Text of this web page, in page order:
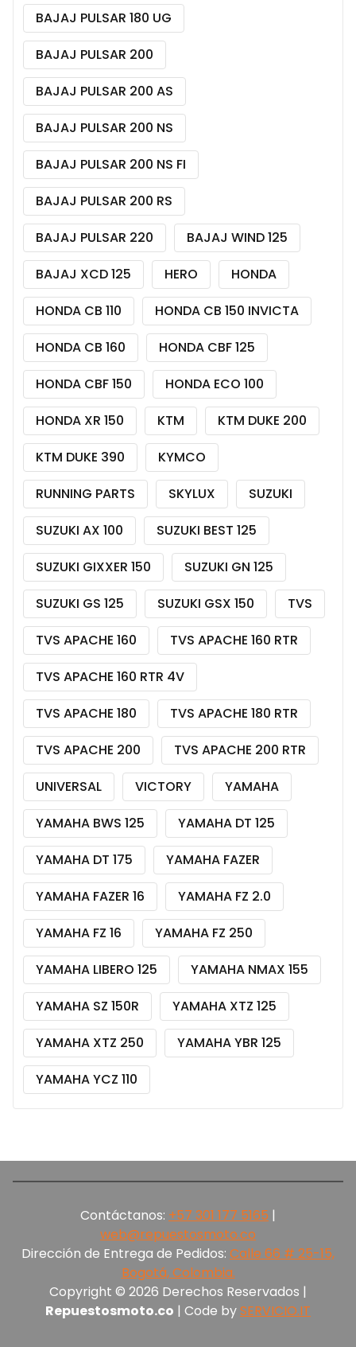
BAJAJ PULSAR 180 UG
BAJAJ PULSAR 200
BAJAJ PULSAR 200 AS
BAJAJ PULSAR 200 NS
BAJAJ PULSAR 200 NS FI
BAJAJ PULSAR 200 RS
BAJAJ PULSAR 220
BAJAJ WIND 125
BAJAJ XCD 125
HERO
HONDA
HONDA CB 110
HONDA CB 150 INVICTA
HONDA CB 160
HONDA CBF 125
HONDA CBF 150
HONDA ECO 100
HONDA XR 150
KTM
KTM DUKE 200
KTM DUKE 390
KYMCO
RUNNING PARTS
SKYLUX
SUZUKI
SUZUKI AX 100
SUZUKI BEST 125
SUZUKI GIXXER 150
SUZUKI GN 125
SUZUKI GS 125
SUZUKI GSX 150
TVS
TVS APACHE 160
TVS APACHE 160 RTR
TVS APACHE 160 RTR 4V
TVS APACHE 180
TVS APACHE 180 RTR
TVS APACHE 200
TVS APACHE 200 RTR
UNIVERSAL
VICTORY
YAMAHA
YAMAHA BWS 125
YAMAHA DT 125
YAMAHA DT 175
YAMAHA FAZER
YAMAHA FAZER 16
YAMAHA FZ 2.0
YAMAHA FZ 16
YAMAHA FZ 250
YAMAHA LIBERO 125
YAMAHA NMAX 155
YAMAHA SZ 150R
YAMAHA XTZ 125
YAMAHA XTZ 250
YAMAHA YBR 125
YAMAHA YCZ 110
Contáctanos: +57 301 177 5165‬ |
web@repuestosmoto.co
Dirección de Entrega de Pedidos: Calle 66 # 25-15,
Bogotá, Colombia.
Copyright © 2026 Derechos Reservados |
Repuestosmoto.co | Code bySERVICIO.IT